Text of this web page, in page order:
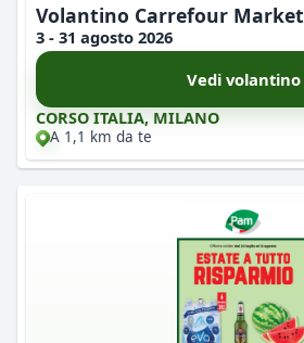
Volantino Carrefour Market
3 - 31 agosto 2026
Vedi volantino
CORSO ITALIA, MILANO
A 1,1 km da te